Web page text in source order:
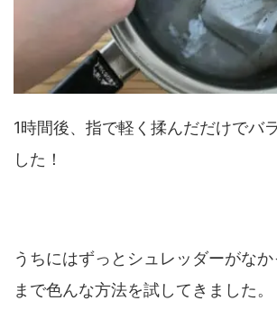
1時間後、指で軽く揉んだだけでバ
した！
うちにはずっとシュレッダーがな
まで色んな方法を試してきました。